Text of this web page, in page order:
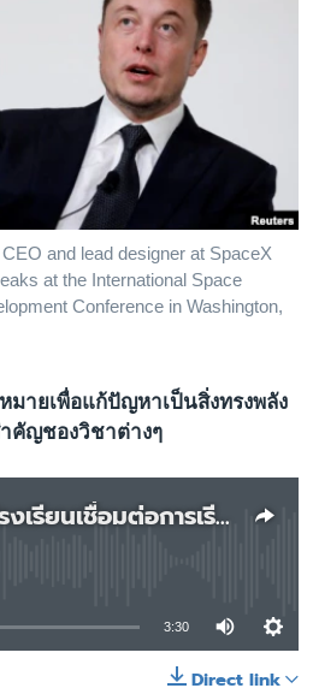
and lead designer at SpaceX
at the International Space
Conference in Washington,
มายเพื่อแก้ปัญหาเป็นสิ่งทรงพลัง
คัญชองวิชาต่างๆ
อิลอน มัสค์แนะให้โรงเรียนเชื่อมต่อการเรียนรู้วิชาต่างๆ กับปัญหาที่จับต้องได้
currently available
3:30
Direct link